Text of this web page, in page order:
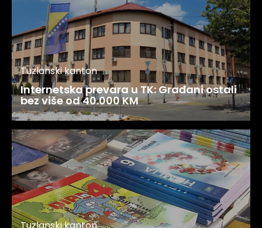
Tuzlanski kanton
Internetska prevara u TK: Građani ostali
bez više od 40.000 KM